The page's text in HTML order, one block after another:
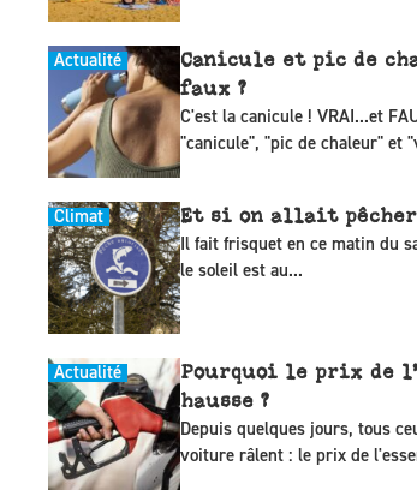
Actualité
Canicule et pic de
faux ?
C'est la canicule ! VRAI...et
"canicule", "pic de chaleur" et
Climat
Et si on allait pêcher
Il fait frisquet en ce matin du
le soleil est au...
Actualité
Pourquoi le prix de
hausse ?
Depuis quelques jours, tous
voiture râlent : le prix de